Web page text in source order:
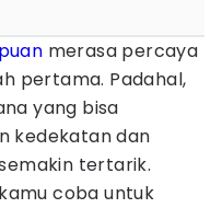
merasa percaya
pertama. Padahal,
yang bisa
kedekatan dan
tertarik.
coba untuk